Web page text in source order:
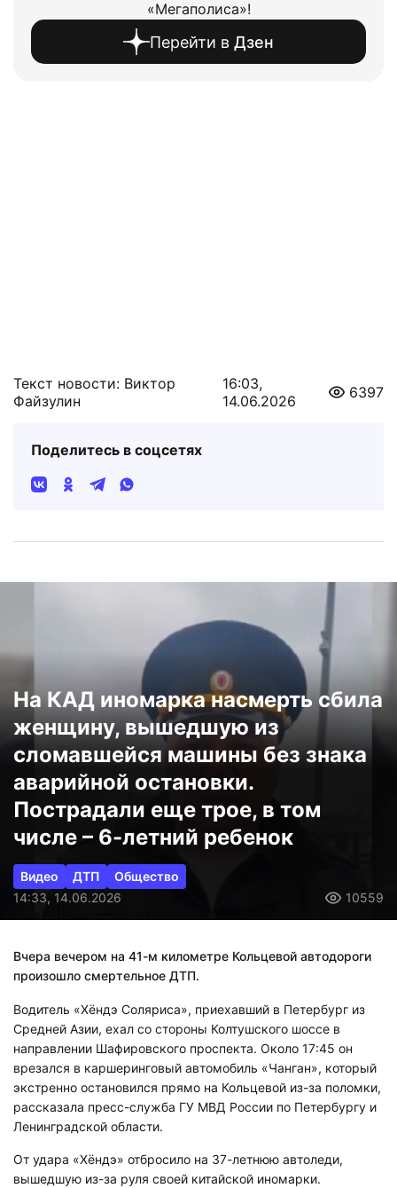
«Мегаполиса»!
Перейти в Дзен
Текст новости: Виктор
Файзулин
16:03,
14.06.2026
6397
Поделитесь в соцсетях
На КАД иномарка насмерть сбила
женщину, вышедшую из
сломавшейся машины без знака
аварийной остановки.
Пострадали еще трое, в том
числе – 6-летний ребенок
Видео ДТП
Общество
14:33, 14.06.2026
10559
Вчера вечером на 41-м километре Кольцевой автодороги
произошло смертельное ДТП.
Водитель «Хёндэ Соляриса», приехавший в Петербург из
Средней Азии, ехал со стороны Колтушского шоссе в
направлении Шафировского проспекта. Около 17:45 он
врезался в каршеринговый автомобиль «Чанган», который
экстренно остановился прямо на Кольцевой из-за поломки,
рассказала пресс-служба ГУ МВД России по Петербургу и
Ленинградской области.
От удара «Хёндэ» отбросило на 37-летнюю автоледи,
вышедшую из-за руля своей китайской иномарки.